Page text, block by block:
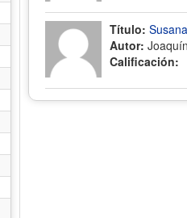
Título:
Autor:
Calificación: